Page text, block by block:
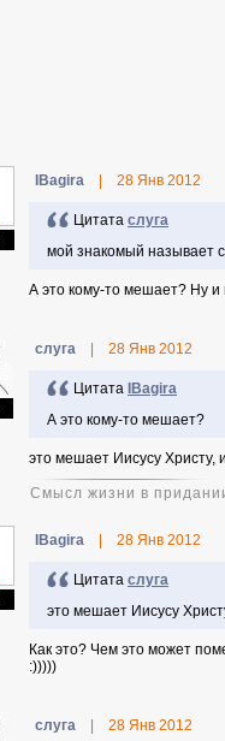
IBagira 28 Янв 2012
Цитата слуга
мой знакомый называет
А это кому-то мешает? Ну и
слуга 28 Янв 2012
Цитата IBagira
А это кому-то мешает?
это мешает Иисусу Христу,
Смысл жизни в
IBagira 28 Янв 2012
Цитата слуга
это мешает Иисусу
Как это? Чем это может
:)))))
слуга
28 Янв 2012